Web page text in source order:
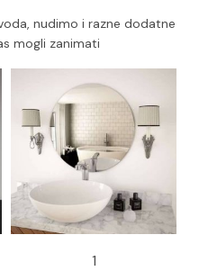
nudimo i razne dodatne
mogli zanimati